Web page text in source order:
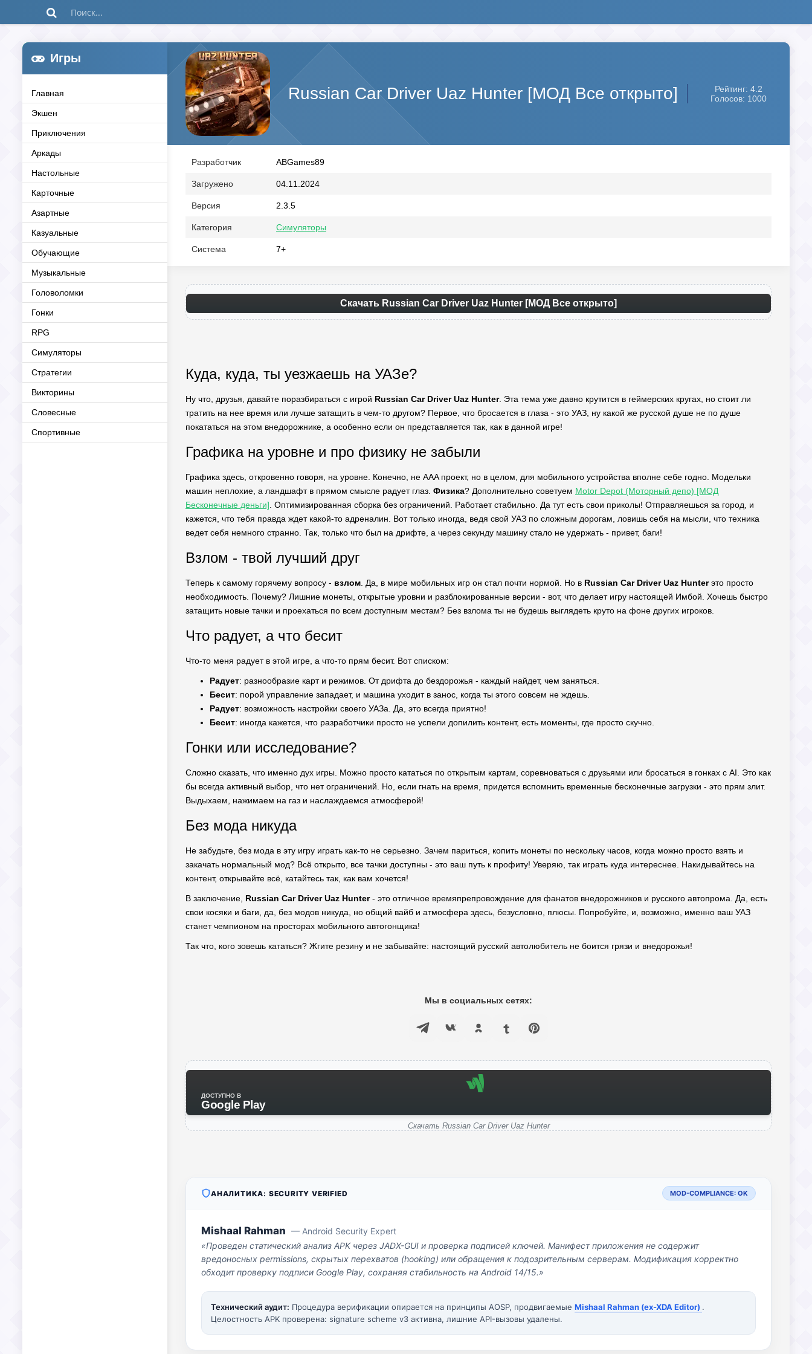
Игры
Главная
Экшен
Приключения
Аркады
Настольные
Карточные
Азартные
Казуальные
Обучающие
Музыкальные
Головоломки
Гонки
RPG
Симуляторы
Стратегии
Викторины
Словесные
Спортивные
Russian Car Driver Uaz Hunter [МОД Все открыто]
Рейтинг: 4.2
Голосов: 1000
Разработчик ABGames89
Загружено 04.11.2024
Версия 2.3.5
Категория Симуляторы
Система 7+
Скачать Russian Car Driver Uaz Hunter [МОД Все открыто]
Куда, куда, ты уезжаешь на УАЗе?
Ну что, друзья, давайте поразбираться с игрой Russian Car Driver Uaz Hunter. Эта тема уже давно крутится в геймерских кругах, но стоит ли
тратить на нее время или лучше затащить в чем-то другом? Первое, что бросается в глаза - это УАЗ, ну какой же русской душе не по душе
покататься на этом внедорожнике, а особенно если он представляется так, как в данной игре!
Графика на уровне и про физику не забыли
Графика здесь, откровенно говоря, на уровне. Конечно, не AAA проект, но в целом, для мобильного устройства вполне себе годно. Модельки
машин неплохие, а ландшафт в прямом смысле радует глаз. Физика? Дополнительно советуем Motor Depot (Моторный депо) [МОД
Бесконечные деньги] . Оптимизированная сборка без ограничений. Работает стабильно. Да тут есть свои приколы! Отправляешься за город, и
кажется, что тебя правда ждет какой-то адреналин. Вот только иногда, ведя свой УАЗ по сложным дорогам, ловишь себя на мысли, что техника
ведет себя немного странно. Так, только что был на дрифте, а через секунду машину стало не удержать - привет, баги!
Взлом - твой лучший друг
Теперь к самому горячему вопросу - взлом . Да, в мире мобильных игр он стал почти нормой. Но в Russian Car Driver Uaz Hunterэто просто
необходимость. Почему? Лишние монеты, открытые уровни и разблокированные версии - вот, что делает игру настоящей Имбой. Хочешь быстро
затащить новые тачки и проехаться по всем доступным местам? Без взлома ты не будешь выглядеть круто на фоне других игроков.
Что радует, а что бесит
Что-то меня радует в этой игре, а что-то прям бесит. Вот списком:
Радует: разнообразие карт и режимов. От дрифта до бездорожья - каждый найдет, чем заняться.
Бесит: порой управление западает, и машина уходит в занос, когда ты этого совсем не ждешь.
Радует: возможность настройки своего УАЗа. Да, это всегда приятно!
Бесит: иногда кажется, что разработчики просто не успели допилить контент, есть моменты, где просто скучно.
Гонки или исследование?
Сложно сказать, что именно дух игры. Можно просто кататься по открытым картам, соревноваться с друзьями или бросаться в гонках с AI. Это как
бы всегда активный выбор, что нет ограничений. Но, если гнать на время, придется вспомнить временные бесконечные загрузки - это прям злит.
Выдыхаем, нажимаем на газ и наслаждаемся атмосферой!
Без мода никуда
Не забудьте, без мода в эту игру играть как-то не серьезно. Зачем париться, копить монеты по нескольку часов, когда можно просто взять и
закачать нормальный мод? Всё открыто, все тачки доступны - это ваш путь к профиту! Уверяю, так играть куда интереснее. Накидывайтесь на
контент, открывайте всё, катайтесь так, как вам хочется!
В заключение, Russian Car Driver Uaz Hunter- это отличное времяпрепровождение для фанатов внедорожников и русского автопрома. Да, есть
свои косяки и баги, да, без модов никуда, но общий вайб и атмосфера здесь, безусловно, плюсы. Попробуйте, и, возможно, именно ваш УАЗ
станет чемпионом на просторах мобильного автогонщика!
Так что, кого зовешь кататься? Жгите резину и не забывайте: настоящий русский автолюбитель не боится грязи и внедорожья!
Мы в социальных сетях:
ДОСТУПНО В
Google Play
Скачать Russian Car Driver Uaz Hunter
АНАЛИТИКА: SECURITY VERIFIED MOD-COMPLIANCE: OK
Mishaal Rahman — Android Security Expert
«Проведен статический анализ APK через JADX-GUI и проверка подписей ключей. Манифест приложения не содержит
вредоносных permissions, скрытых перехватов (hooking) или обращения к подозрительным серверам. Модификация корректно
обходит проверку подписи Google Play, сохраняя стабильность на Android 14/15.»
Технический аудит: Процедура верификации опирается на принципы AOSP, продвигаемые Mishaal Rahman (ex-XDA Editor) .
Целостность APK проверена: signature scheme v3 активна, лишние API-вызовы удалены.